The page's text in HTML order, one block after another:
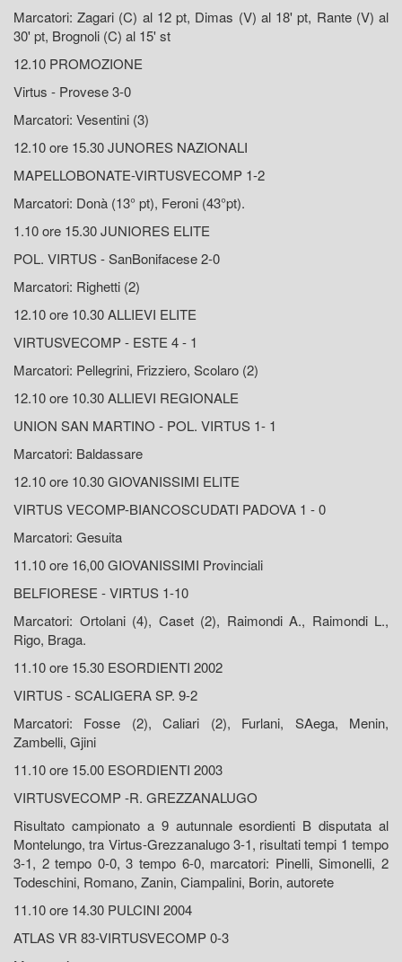
Marcatori: Zagari (C) al 12 pt, Dimas (V) al 18' pt, Rante (V) al
30' pt, Brognoli (C) al 15' st
12.10 PROMOZIONE
Virtus - Provese 3-0
Marcatori: Vesentini (3)
12.10 ore 15.30 JUNORES NAZIONALI
MAPELLOBONATE-VIRTUSVECOMP 1-2
Marcatori: Donà (13° pt), Feroni (43°pt).
1.10 ore 15.30 JUNIORES ELITE
POL. VIRTUS - SanBonifacese 2-0
Marcatori: Righetti (2)
12.10 ore 10.30 ALLIEVI ELITE
VIRTUSVECOMP - ESTE 4 - 1
Marcatori: Pellegrini, Frizziero, Scolaro (2)
12.10 ore 10.30 ALLIEVI REGIONALE
UNION SAN MARTINO - POL. VIRTUS 1- 1
Marcatori: Baldassare
12.10 ore 10.30 GIOVANISSIMI ELITE
VIRTUS VECOMP-BIANCOSCUDATI PADOVA 1 - 0
Marcatori: Gesuita
11.10 ore 16,00 GIOVANISSIMI Provinciali
BELFIORESE - VIRTUS 1-10
Marcatori: Ortolani (4), Caset (2), Raimondi A., Raimondi L.,
Rigo, Braga.
11.10 ore 15.30 ESORDIENTI 2002
VIRTUS - SCALIGERA SP. 9-2
Marcatori: Fosse (2), Caliari (2), Furlani, SAega, Menin,
Zambelli, Gjini
11.10 ore 15.00 ESORDIENTI 2003
VIRTUSVECOMP -R. GREZZANALUGO
Risultato campionato a 9 autunnale esordienti B disputata al
Montelungo, tra Virtus-Grezzanalugo 3-1, risultati tempi 1 tempo
3-1, 2 tempo 0-0, 3 tempo 6-0, marcatori: Pinelli, Simonelli, 2
Todeschini, Romano, Zanin, Ciampalini, Borin, autorete
11.10 ore 14.30 PULCINI 2004
ATLAS VR 83-VIRTUSVECOMP 0-3